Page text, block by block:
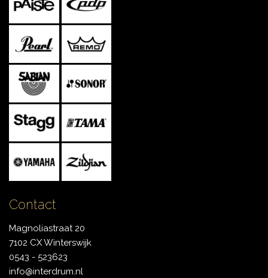
Contact
Magnoliastraat 20
7102 CX Winterswijk
0543 - 523623
info@interdrum.nl